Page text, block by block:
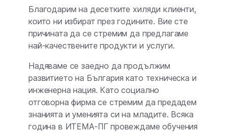
Благодарим на десетките хиляди клиенти,
които ни избират през годините. Вие сте
причината да се стремим да предлагаме
най-качествените продукти и услуги.
Надяваме се заедно да продължим
развитието на България като техническа и
инженерна нация. Като социално
отговорна фирма се стремим да предадем
знанията и уменията си на младите. Всяка
година в ИТЕМА-ПГ провеждаме обучения